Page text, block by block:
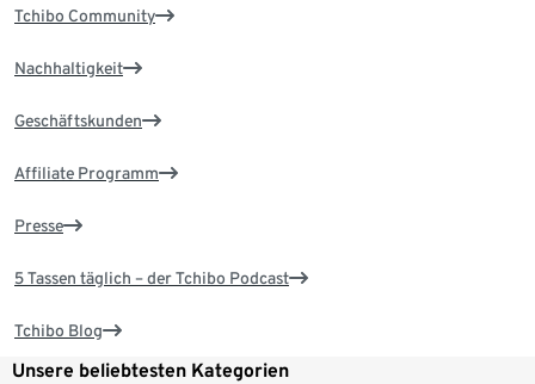
Tchibo Community
Nachhaltigkeit
Geschäftskunden
Affiliate Programm
Presse
5 Tassen täglich – der Tchibo Podcast
Tchibo Blog
Unsere beliebtesten Kategorien